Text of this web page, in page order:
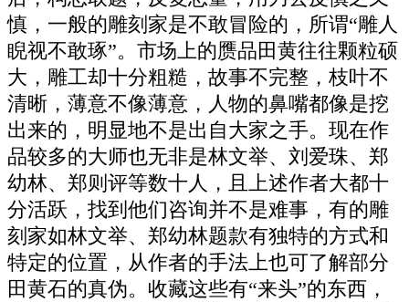
慎，一般的雕刻家是不敢冒险的，所谓“雕人
睨视不敢琢”。市场上的赝品田黄往往颗粒硕
大，雕工却十分粗糙，故事不完整，枝叶不
清晰，薄意不像薄意，人物的鼻嘴都像是挖
出来的，明显地不是出自大家之手。现在作
品较多的大师也无非是林文举、刘爱珠、郑
幼林、郑则评等数十人，且上述作者大都十
分活跃，找到他们咨询并不是难事，有的雕
刻家如林文举、郑幼林题款有独特的方式和
特定的位置，从作者的手法上也可了解部分
田黄石的真伪。收藏这些有“来头”的东西，